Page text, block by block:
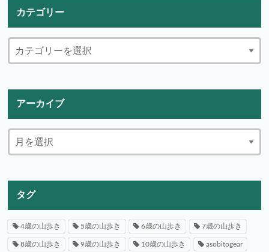
カテゴリー
アーカイブ
タグ
4歳の山歩き 5歳の山歩き 6歳の山歩き 7歳の山歩き
8歳の山歩き 9歳の山歩き 10歳の山歩き asobitogear